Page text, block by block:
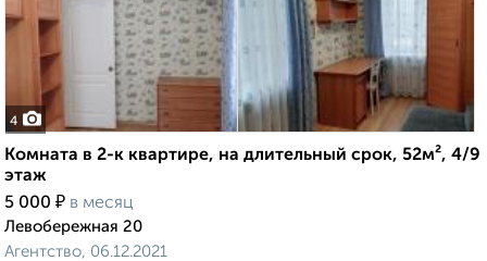
4
Комната в 2-к квартире, на длительный срок, 52м², 4/9
этаж
5 000 ₽ в месяц
Левобережная 20
Агентство, 06.12.2021